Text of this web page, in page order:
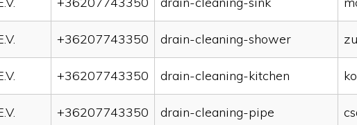
+36207743350 drain-cleaning-shower
+36207743350 drain-cleaning-kitchen
+36207743350 drain-cleaning-pipe